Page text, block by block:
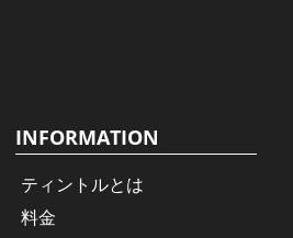
INFORMATION
ティントルとは
料金